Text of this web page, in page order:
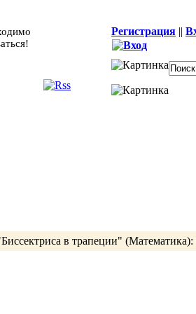
Регистрация ||
в трапеции" (Математика):